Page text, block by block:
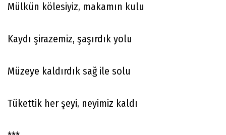
Mülkün kölesiyiz, makamın kulu
Kaydı şirazemiz, şaşırdık yolu
Müzeye kaldırdık sağ ile solu
Tükettik her şeyi, neyimiz kaldı